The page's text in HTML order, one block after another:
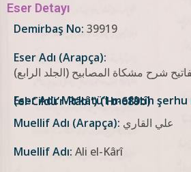
Eser Detayı
Demirbaş No: 39919
Eser Adı (Arapça):
شرح مشكاة المصابيح (الجلد الرابع)
Eser Adı: Mirkâtü’l-mefâtîh şerhu mişkâti’l-mesâbîh (el-Cildü’r-Râbiʻ) (1b-689b)
Muellif Adı (Arapça): علي القاري
Muellif Adı: Ali el-Kârî